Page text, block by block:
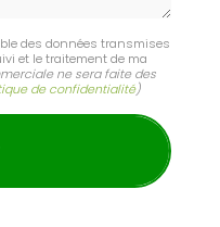
des données transmises
et le traitement de ma
ne sera faite des
de confidentialité)